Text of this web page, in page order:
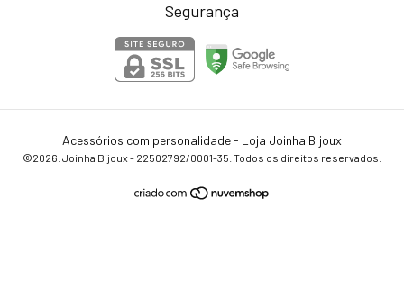
Segurança
Acessórios com personalidade - Loja Joinha Bijoux
©2026. Joinha Bijoux - 22502792/0001-35. Todos os direitos reservados.